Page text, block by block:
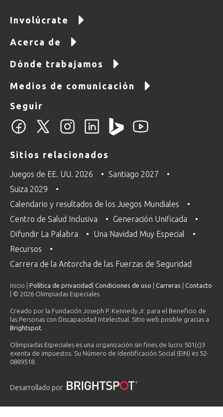
Involúcrate
Acerca de
Dónde trabajamos
Medios de comunicación
Seguir
Sitios relacionados
Juegos de EE. UU. 2026
Santiago 2027
Suiza 2029
Calendario y resultados de los Juegos Mundiales
Centro de Salud Inclusiva
Generación Unificada
Difundir La Palabra
Una Navidad Muy Especial
Recursos
Carrera de la Antorcha de las Fuerzas de Seguridad
Inicio | Política de privacidad Condiciones de uso Carreras
Contacto
| © 2026 Olimpiadas Especiales
Creado por la Fundación Joseph P. Kennedy Jr. para el Beneficio de
las Personas con Discapacidad Intelectual. Sitio web posible gracias a
Brightspot
Olimpiadas Especiales es una organización sin fines de lucro 501(c)3
exenta de impuestos. Su Número de Identificación Social (EIN) es 52-
0889518.
Desarrollado por